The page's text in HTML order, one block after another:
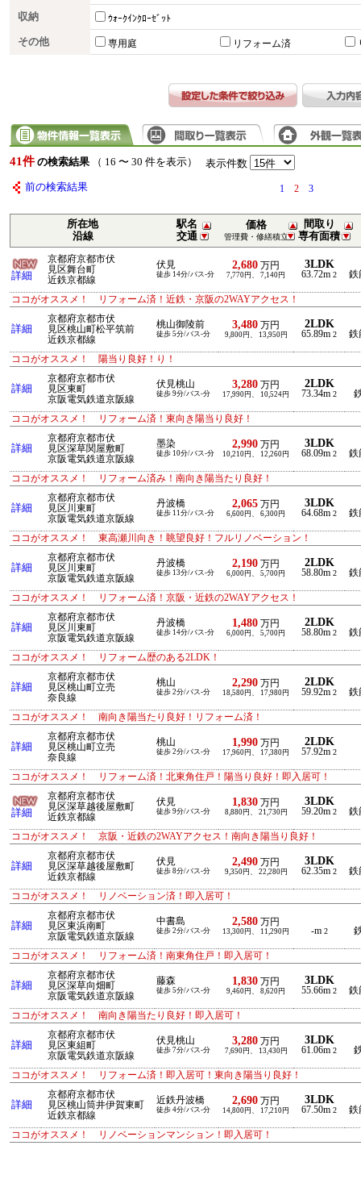
収納 ｳｫｰｸｲﾝｸﾛｰｾﾞｯﾄ
その他 専用庭 リフォーム済
41件 の検索結果 （ 16 〜 30 件を表示） 表示件数
前の検索結果 1 2 3
所在地
沿線
駅名
交通
価格
管理費・修繕積立
間取り
専有面積
詳細
京都府京都市伏
見区舞台町
近鉄京都線
伏見
徒歩 14分/バス-分
2,680 万円
7,770円、 7,140円
3LDK
63.72m 2 鉄
ココがオススメ！ リフォーム済！近鉄・京阪の2WAYアクセス！
詳細
京都府京都市伏
見区桃山町松平筑前
近鉄京都線
桃山御陵前
徒歩 5分/バス-分
3,480 万円
9,800円、 13,950円
2LDK
65.89m 2 鉄
ココがオススメ！ 陽当り良好！り！
詳細
京都府京都市伏
見区東町
京阪電気鉄道京阪線
伏見桃山
徒歩 9分/バス-分
3,280 万円
17,990円、 10,524円
2LDK
73.34m 2
ココがオススメ！ リフォーム済！東向き陽当り良好！
詳細
京都府京都市伏
見区深草関屋敷町
京阪電気鉄道京阪線
墨染
徒歩 10分/バス-分
2,990 万円
10,210円、 12,260円
3LDK
68.09m 2 鉄
ココがオススメ！ リフォーム済み！南向き陽当たり良好！
詳細
京都府京都市伏
見区川東町
京阪電気鉄道京阪線
丹波橋
徒歩 11分/バス-分
2,065 万円
6,600円、 6,300円
3LDK
64.68m 2 鉄
ココがオススメ！ 東高瀬川向き！眺望良好！フルリノベーション！
詳細
京都府京都市伏
見区川東町
京阪電気鉄道京阪線
丹波橋
徒歩 13分/バス-分
2,190 万円
6,000円、 5,700円
2LDK
58.80m 2 鉄
ココがオススメ！ リフォーム済！京阪・近鉄の2WAYアクセス！
詳細
京都府京都市伏
見区川東町
京阪電気鉄道京阪線
丹波橋
徒歩 14分/バス-分
1,480 万円
6,000円、 5,700円
2LDK
58.80m 2 鉄
ココがオススメ！ リフォーム歴のある2LDK！
詳細
京都府京都市伏
見区桃山町立売
奈良線
桃山
徒歩 2分/バス-分
2,290 万円
18,580円、 17,980円
2LDK
59.92m 2 鉄
ココがオススメ！ 南向き陽当たり良好！リフォーム済！
詳細
京都府京都市伏
見区桃山町立売
奈良線
桃山
徒歩 2分/バス-分
1,990 万円
17,960円、 17,380円
2LDK
57.92m 2
ココがオススメ！ リフォーム済！北東角住戸！陽当り良好！即入居可！
詳細
京都府京都市伏
見区深草越後屋敷町
近鉄京都線
伏見
徒歩 9分/バス-分
1,830 万円
8,880円、 21,730円
3LDK
59.20m 2 鉄
ココがオススメ！ 京阪・近鉄の2WAYアクセス！南向き陽当り良好！
詳細
京都府京都市伏
見区深草越後屋敷町
近鉄京都線
伏見
徒歩 8分/バス-分
2,490 万円
9,350円、 22,280円
3LDK
62.35m 2 鉄
ココがオススメ！ リノベーション済！即入居可！
詳細
京都府京都市伏
見区東浜南町
京阪電気鉄道京阪線
中書島
徒歩 2分/バス-分
2,580 万円
13,300円、 11,290円 -m 2
ココがオススメ！ リフォーム済！南東角住戸！即入居可！
詳細
京都府京都市伏
見区深草向畑町
京阪電気鉄道京阪線
藤森
徒歩 5分/バス-分
1,830 万円
9,460円、 8,620円
3LDK
55.66m 2 鉄
ココがオススメ！ 南向き陽当たり良好！即入居可！
詳細
京都府京都市伏
見区東組町
京阪電気鉄道京阪線
伏見桃山
徒歩 7分/バス-分
3,280 万円
7,690円、 13,430円
3LDK
61.06m 2
ココがオススメ！ リフォーム済！即入居可！東向き陽当り良好！
詳細
京都府京都市伏
見区桃山筒井伊賀東町
近鉄京都線
近鉄丹波橋
徒歩 4分/バス-分
2,690 万円
14,800円、 17,210円
3LDK
67.50m 2 鉄
ココがオススメ！ リノベーションマンション！即入居可！